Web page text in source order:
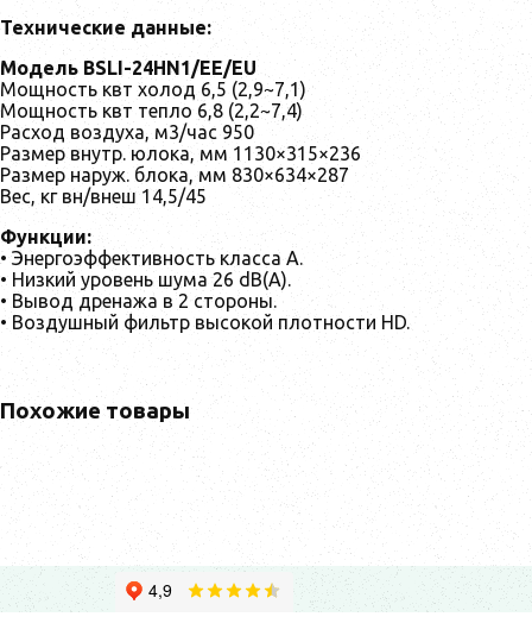
Технические данные:
Модель BSLI-24HN1/EE/EU
Мощность квт холод 6,5 (2,9~7,1)
Мощность квт тепло 6,8 (2,2~7,4)
Расход воздуха, м3/час 950
Размер внутр. юлока, мм 1130×315×236
Размер наруж. блока, мм 830×634×287
Вес, кг вн/внеш 14,5/45
Функции:
• Энергоэффективность класса А.
• Низкий уровень шума 26 dB(A).
• Вывод дренажа в 2 стороны.
• Воздушный фильтр высокой плотности HD.
Похожие товары